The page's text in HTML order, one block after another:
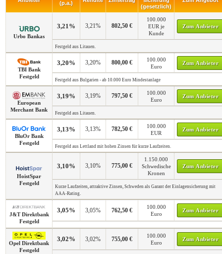
(p.a.)
(gesetzlich)
Urbo Bankas
3,21% 3,21% 802,50 €
100.000
EUR je
Kunde
Zum Anbieter
Festgeld aus Litauen.
TBI Bank
Festgeld
3,20% 3,20% 800,00 €
100.000
Euro
Zum Anbieter
Festgeld aus Bulgarien - ab 10.000 Euro Mindestanlage
European
Merchant Bank
3,19% 3,19% 797,50 €
100.000
Euro
Zum Anbieter
Festgeld aus Litauen.
BluOr Bank
Festgeld
3,13% 3,13% 782,50 €
100.000
EUR
Zum Anbieter
Festgeld aus Lettland mit hohen Zinsen für kurze Laufzeiten.
HoistSpar
Festgeld
3,10% 3,10% 775,00 €
1.150.000
Schwedische
Kronen
Zum Anbieter
Kurze Laufzeiten, attraktive Zinsen, Schweden als Garant der Einlagensicherung mit
AAA-Rating.
J&T Direktbank
Festgeld
3,05% 3,05% 762,50 €
100.000
Euro
Zum Anbieter
Opel Direktbank
Festgeld
3,02% 3,02% 755,00 €
100.000
Euro
Zum Anbieter